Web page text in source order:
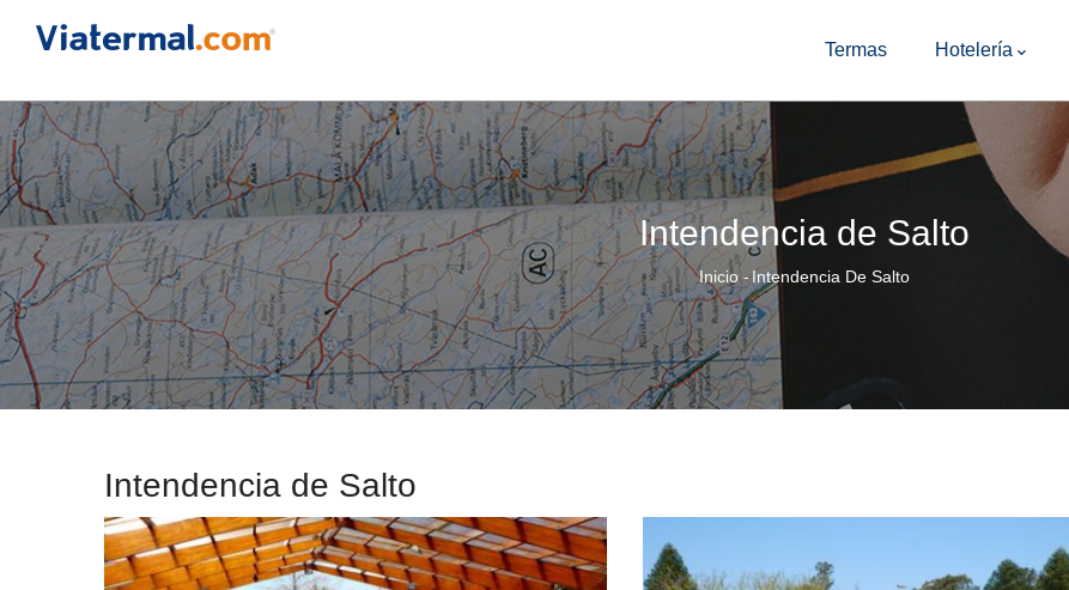
Navigation
Termas Hotelería
Intendencia de Salto
Sobrescribir
enlaces
de
ayuda
Inicio -Intendencia De Salto
Intendencia de Salto